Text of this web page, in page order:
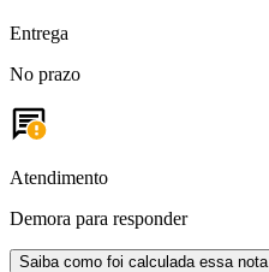
Entrega
No prazo
Atendimento
Demora para responder
Saiba como foi calculada essa nota